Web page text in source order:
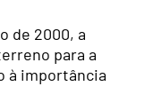
de 2000, a
para a
à importância